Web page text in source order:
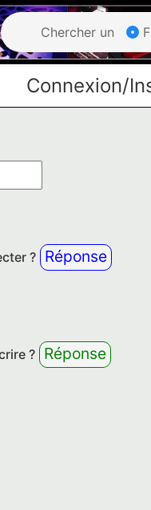
Chercher un
Connexion/
? Réponse
? Réponse